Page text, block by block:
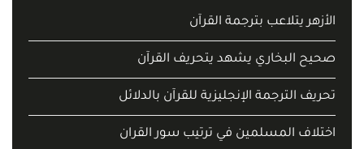
الأزهر يتلاعب بترجمة القرآن
صحيح البخاري يشهد يتحريف القرآن
تحريف الترجمة الإنجليزية للقرآن بالدلائل
اختلاف المسلمين في ترتيب سور القران